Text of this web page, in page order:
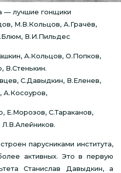
— лучшие гонщики
М.В.Кольцов, А.Грачёв,
В.И.Пильдес
А.Кольцов, О.Попков,
В.Стенькин.
С.Давыдкин, В.Еленев,
А.Косоуров,
Е.Морозов, С.Тараканов,
парусниками института,
активных. Это в первую
Станислав Давыдкин, а